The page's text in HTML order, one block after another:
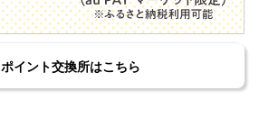
ポイント交換所はこちら